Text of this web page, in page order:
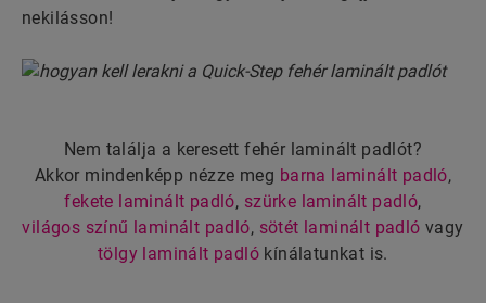
nekilásson!
Nem találja a keresett fehér laminált padlót?
Akkor mindenképp nézze meg barna laminált padló,
fekete laminált padló, szürke laminált padló,
világos színű laminált padló, sötét laminált padló vagy
tölgy laminált padló kínálatunkat is.